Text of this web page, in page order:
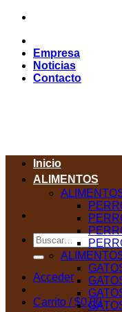
Saltar
contenido
Empresa
Noticias
Contacto
Buscar
por:
Acceder
Carrito /$0,00
Inicio
ALIMENTOS